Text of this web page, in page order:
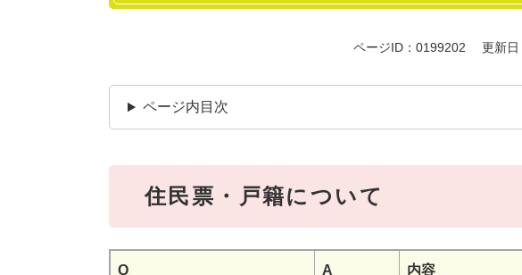
ページID：0199202 更新
ページ内目次
住民票・戸籍について
Q A 内容